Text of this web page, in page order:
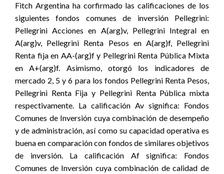
Fitch Argentina ha corfirmado las calificaciones de los
siguientes fondos comunes de inversión Pellegrini:
Pellegrini Acciones en A(arg)v, Pellegrini Integral en
A(arg)v, Pellegrini Renta Pesos en A(arg)f, Pellegrini
Renta fija en AA-(arg)f y Pellegrini Renta Pública Mixta
en A+(arg)f. Asimismo, otorgó los indicadores de
mercado 2, 5 y 6 para los fondos Pellegrini Renta Pesos,
Pellegrini Renta Fija y Pellegrini Renta Pública mixta
respectivamente. La calificación Av significa: Fondos
Comunes de Inversión cuya combinación de desempeño
y de administración, así como su capacidad operativa es
buena en comparación con fondos de similares objetivos
de inversión. La calificación Af significa: Fondos
Comunes de Inversión cuya combinación de calidad de